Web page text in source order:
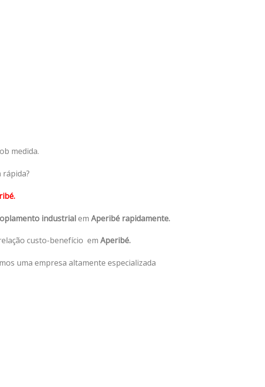
medida.
industrialem Aperibé rapidamente.
custo-benefício em Aperibé.
uma empresa altamente especializada